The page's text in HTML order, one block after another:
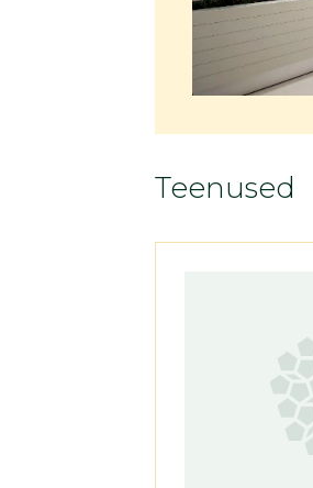
Teenused